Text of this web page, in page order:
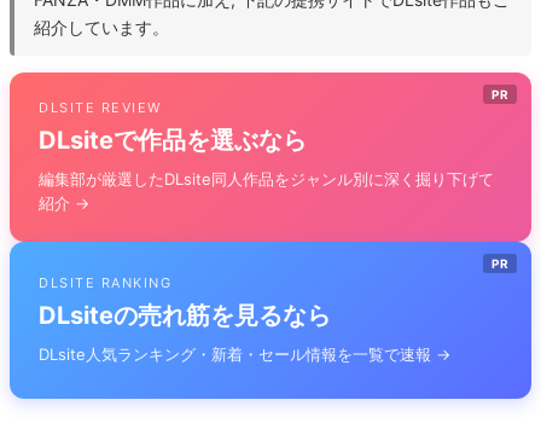
紹介しています。
PR
DLSITE REVIEW
DLsiteで作品を選ぶなら
編集部が厳選したDLsite同人作品をジャンル別に深く掘り下げて
紹介 →
PR
DLSITE RANKING
DLsiteの売れ筋を見るなら
DLsite人気ランキング・新着・セール情報を一覧で速報 →